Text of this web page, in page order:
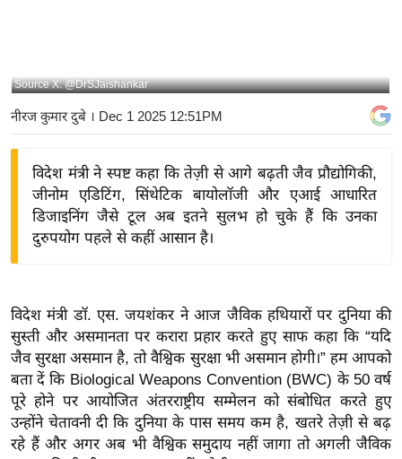
य
ज़
द्यो
त
वि
शे
ष
ज्ञ
रा
Source X: @DrSJaishankar
नीरज कुमार दुबे । Dec 1 2025 12:51PM
विदेश मंत्री ने स्पष्ट कहा कि तेज़ी से आगे बढ़ती जैव प्रौद्योगिकी,
जीनोम एडिटिंग, सिंथेटिक बायोलॉजी और एआई आधारित
डिजाइनिंग जैसे टूल अब इतने सुलभ हो चुके हैं कि उनका
दुरुपयोग पहले से कहीं आसान है।
विदेश मंत्री डॉ. एस. जयशंकर ने आज जैविक हथियारों पर दुनिया की
सुस्ती और असमानता पर करारा प्रहार करते हुए साफ कहा कि “यदि
जैव सुरक्षा असमान है, तो वैश्विक सुरक्षा भी असमान होगी।” हम आपको
बता दें कि Biological Weapons Convention (BWC) के 50 वर्ष
पूरे होने पर आयोजित अंतरराष्ट्रीय सम्मेलन को संबोधित करते हुए
उन्होंने चेतावनी दी कि दुनिया के पास समय कम है, खतरे तेज़ी से बढ़
रहे हैं और अगर अब भी वैश्विक समुदाय नहीं जागा तो अगली जैविक